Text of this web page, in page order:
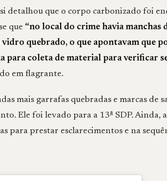
detalhou que o corpo carbonizado foi
que “no local do crime havia manchas
vidro quebrado, o que apontavam que
para coleta de material para verificar
em flagrante.
mais garrafas quebradas e marcas de
Ele foi levado para a 13ª SDP. Ainda,
para prestar esclarecimentos e na